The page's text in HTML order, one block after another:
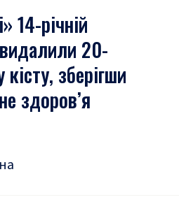
14-річній
20-
зберігши
здоров’я